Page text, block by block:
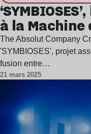
à la Machine
The Absolut Company
'SYMBIOSES', projet
fusion entre…
21 mars 2025